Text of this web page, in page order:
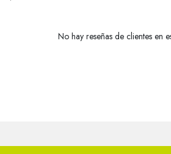
No hay reseñas de clientes en